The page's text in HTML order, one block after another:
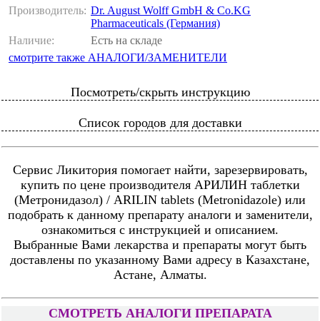
Производитель: Dr. August Wolff GmbH & Co.KG
Pharmaceuticals (Германия)
Наличие:
Есть на складе
смотрите также АНАЛОГИ/ЗАМЕНИТЕЛИ
Посмотреть/скрыть инструкцию
Список городов для доставки
Сервис Ликитория помогает найти, зарезервировать,
купить по цене производителя АРИЛИН таблетки
(Метронидазол) / ARILIN tablets (Metronidazole) или
подобрать к данному препарату аналоги и заменители,
ознакомиться с инструкцией и описанием.
Выбранные Вами лекарства и препараты могут быть
доставлены по указанному Вами адресу в Казахстане,
Астане, Алматы.
СМОТРЕТЬ АНАЛОГИ ПРЕПАРАТА